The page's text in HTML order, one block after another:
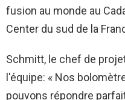
fusion au monde au
Center du sud de la
Schmitt, le chef de
l'équipe: « Nos
pouvons répondre